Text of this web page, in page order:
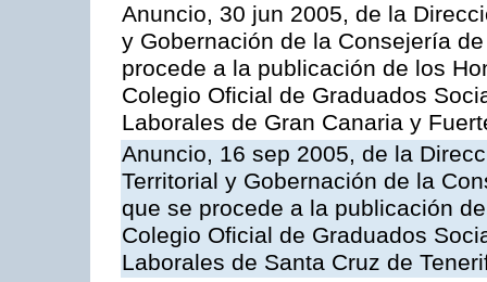
Anuncio, 30 jun 2005, de la
y Gobernación de la Consejería
procede a la publicación de los
Colegio Oficial de Graduados
Laborales de Gran Canaria y
Anuncio, 16 sep 2005, de la
Territorial y Gobernación de la
que se procede a la publicación
Colegio Oficial de Graduados
Laborales de Santa Cruz de